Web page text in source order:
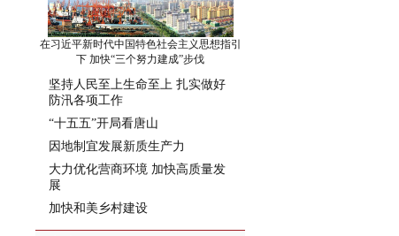
在习近平新时代中国特色社会主义思想指引
下 加快“三个努力建成”步伐
坚持人民至上生命至上 扎实做好
防汛各项工作
“十五五”开局看唐山
因地制宜发展新质生产力
大力优化营商环境 加快高质量发
展
加快和美乡村建设